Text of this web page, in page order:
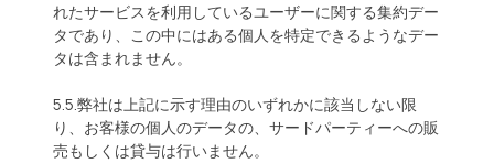
れたサービスを利用しているユーザーに関する集約デー
タであり、この中にはある個人を特定できるようなデー
タは含まれません。
5.5.弊社は上記に示す理由のいずれかに該当しない限
り、お客様の個人のデータの、サードパーティーへの販
売もしくは貸与は行いません。